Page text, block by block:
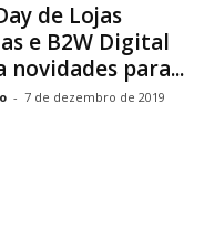
de Lojas
e B2W Digital
novidades para...
- 7 de dezembro de 2019